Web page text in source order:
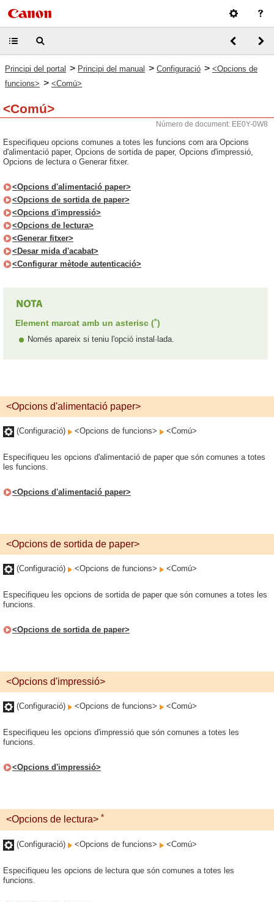
Principi del portal > Principi del manual > Configuració > <Opcions de
funcions> > <Comú>
<Comú>
Número de document: EE0Y-0W8
Especifiqueu opcions comunes a totes les funcions com ara Opcions
d'alimentació paper, Opcions de sortida de paper, Opcions d'impressió,
Opcions de lectura o Generar fitxer.
<Opcions d'alimentació paper>
<Opcions de sortida de paper>
<Opcions d'impressió>
<Opcions de lectura>
<Generar fitxer>
<Desar mida d'acabat>
<Configurar mètode autenticació>
Element marcat amb un asterisc (*)
Només apareix si teniu l'opció instal·lada.
<Opcions d'alimentació paper>
(Configuració) <Opcions de funcions> <Comú>
Especifiqueu les opcions d'alimentació de paper que són comunes a totes
les funcions.
<Opcions d'alimentació paper>
<Opcions de sortida de paper>
(Configuració) <Opcions de funcions> <Comú>
Especifiqueu les opcions de sortida de paper que són comunes a totes les
funcions.
<Opcions de sortida de paper>
<Opcions d'impressió>
(Configuració) <Opcions de funcions> <Comú>
Especifiqueu les opcions d'impressió que són comunes a totes les
funcions.
<Opcions d'impressió>
<Opcions de lectura> *
(Configuració) <Opcions de funcions> <Comú>
Especifiqueu les opcions de lectura que són comunes a totes les
funcions.